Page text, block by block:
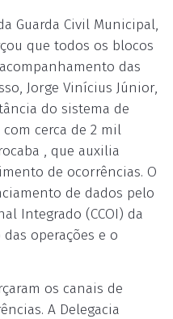
Guarda Civil Municipal,
que todos os blocos
das
Jorge Vinícius Júnior,
do sistema de
cerca de 2 mil
, que auxilia
de ocorrências. O
de dados pelo
Integrado (CCOI) da
operações e o
os canais de
A Delegacia